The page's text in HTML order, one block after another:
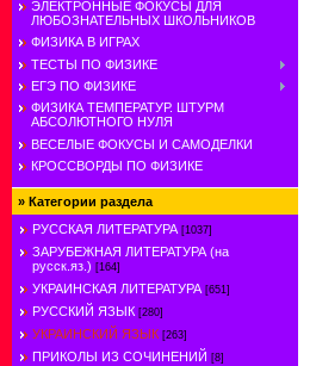
ЭЛЕКТРОННЫЕ ФОКУСЫ ДЛЯ
ЛЮБОЗНАТЕЛЬНЫХ ШКОЛЬНИКОВ
ФИЗИКА В ИГРАХ
ТЕСТЫ ПО ФИЗИКЕ
ЕГЭ ПО ФИЗИКЕ
ФИЗИКА ТЕМПЕРАТУР. ШТУРМ
АБСОЛЮТНОГО НУЛЯ
ВЕСЕЛЫЕ ФОКУСЫ И САМОДЕЛКИ
КРОССВОРДЫ ПО ФИЗИКЕ
» Категории раздела
РУССКАЯ ЛИТЕРАТУРА [1037]
ЗАРУБЕЖНАЯ ЛИТЕРАТУРА (на
русск.яз.) [164]
УКРАИНСКАЯ ЛИТЕРАТУРА [651]
РУССКИЙ ЯЗЫК [280]
УКРАИНСКИЙ ЯЗЫК [263]
ПРИКОЛЫ ИЗ СОЧИНЕНИЙ [8]